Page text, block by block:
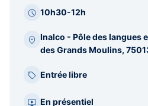
10h30-12h
Inalco - Pôle des langues
des Grands Moulins,
Entrée libre
En présentiel